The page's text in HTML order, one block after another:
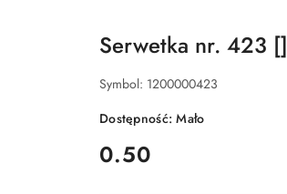
Serwetka nr. 423 []
Symbol: 1200000423
Dostępność:Mało
cena:
0.50